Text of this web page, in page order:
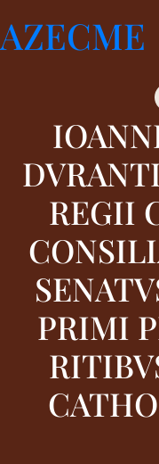
al
contenido
AZECME
REGII
PRIMI